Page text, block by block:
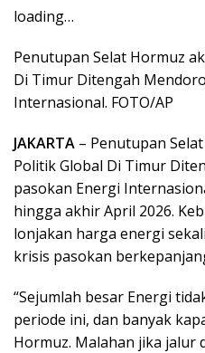
loading…
Penutupan Selat Hormuz
Di Timur Ditengah
Internasional. FOTO/AP
JAKARTA – Penutupan
Politik Global Di Timur
pasokan Energi
hingga akhir April 2026.
lonjakan harga energi
krisis pasokan
“Sejumlah besar Energi
periode ini, dan banyak
Hormuz. Malahan jika jalur